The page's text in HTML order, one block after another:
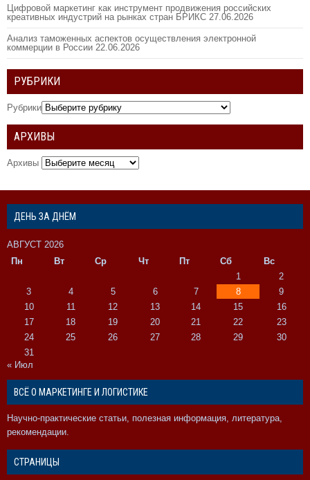
Цифровой маркетинг как инструмент продвижения российских
креативных индустрий на рынках стран БРИКС 27.06.2026
Анализ таможенных аспектов осуществления электронной
коммерции в России 22.06.2026
РУБРИКИ
Рубрики
АРХИВЫ
Архивы
ДЕНЬ ЗА ДНЁМ
АВГУСТ 2026
Пн
Вт Ср Чт Пт Сб
Вс
1
2
3
4 5 6 7 8
9
10
11 12 13 14 15
16
17
18 19 20 21 22
23
24
25 26 27 28 29
30
31
« Июл
ВСЁ О МАРКЕТИНГЕ И ЛОГИСТИКЕ
Научно-практические статьи, полезная информация, литература,
рекомендации.
СТРАНИЦЫ